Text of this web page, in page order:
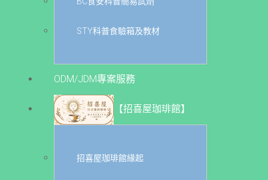
STY科普食驗箱及教材
ODM/JDM專案服務
【招喜屋珈琲館】
招喜屋珈琲館緣起